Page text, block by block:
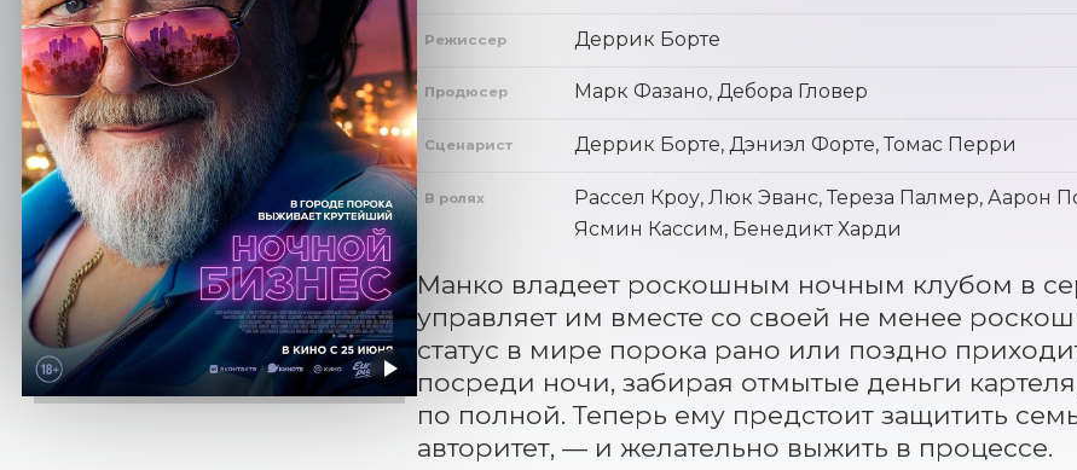
Режиссер Деррик Борте
Продюсер Марк Фазано, Дебора Гловер
Сценарист Деррик Борте, Дэниэл Форте, Томас Перри
В ролях
Рассел Кроу, Люк Эванс, Тереза Палмер, Аарон
Ясмин Кассим, Бенедикт Харди
Манко владеет роскошным ночным клубом в
управляет им вместе со своей не менее
статус в мире порока рано или поздно
посреди ночи, забирая отмытые деньги
по полной. Теперь ему предстоит защитить
авторитет, — и желательно выжить в процессе.